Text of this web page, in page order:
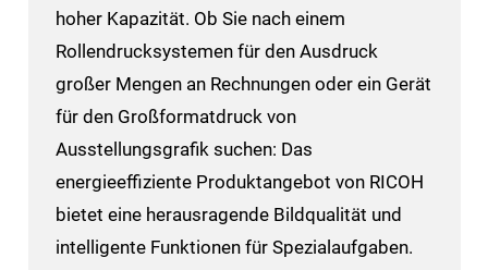
hoher Kapazität. Ob Sie nach einem
Rollendrucksystemen für den Ausdruck
großer Mengen an Rechnungen oder ein Gerät
für den Großformatdruck von
Ausstellungsgrafik suchen: Das
energieeffiziente Produktangebot von RICOH
bietet eine herausragende Bildqualität und
intelligente Funktionen für Spezialaufgaben.